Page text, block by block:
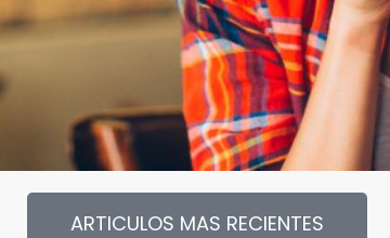
ARTICULOS MAS RECIENTES